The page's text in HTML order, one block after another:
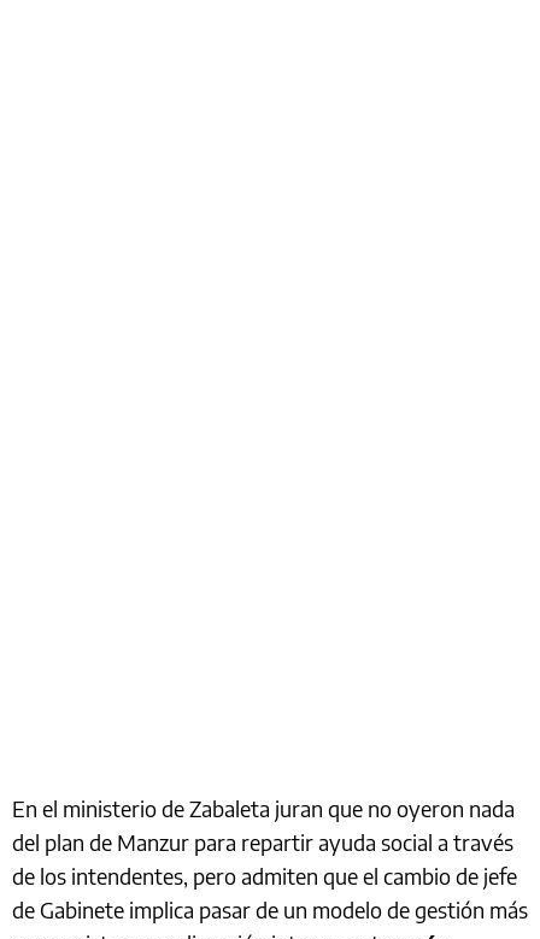
En el ministerio de Zabaleta juran que no oyeron nada
del plan de Manzur para repartir ayuda social a través
de los intendentes, pero admiten que el cambio de jefe
de Gabinete implica pasar de un modelo de gestión más